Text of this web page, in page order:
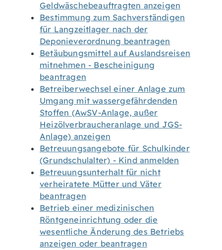
Geldwäschebeauftragten anzeigen
Bestimmung zum Sachverständigen
für Langzeitlager nach der
Deponieverordnung beantragen
Betäubungsmittel auf Auslandsreisen
mitnehmen - Bescheinigung
beantragen
Betreiberwechsel einer Anlage zum
Umgang mit wassergefährdenden
Stoffen (AwSV-Anlage, außer
Heizölverbraucheranlage und JGS-
Anlage) anzeigen
Betreuungsangebote für Schulkinder
(Grundschulalter) - Kind anmelden
Betreuungsunterhalt für nicht
verheiratete Mütter und Väter
beantragen
Betrieb einer medizinischen
Röntgeneinrichtung oder die
wesentliche Änderung des Betriebs
anzeigen oder beantragen